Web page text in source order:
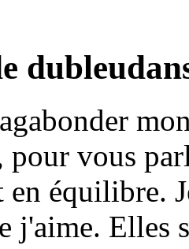
pour vous
équilibre.
j'aime. Elles